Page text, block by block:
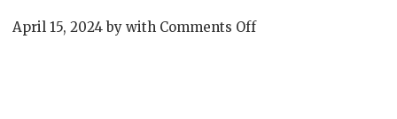
April 15, 2024bywith Comments Offon